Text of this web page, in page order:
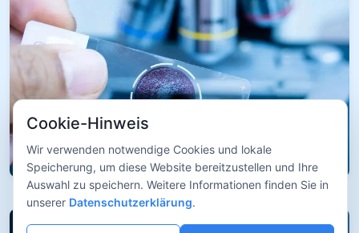
Cookie-Hinweis
Wir verwenden notwendige Cookies und lokale
Speicherung, um diese Website bereitzustellen und Ihre
Auswahl zu speichern. Weitere Informationen finden Sie in
unserer Datenschutzerklärung.